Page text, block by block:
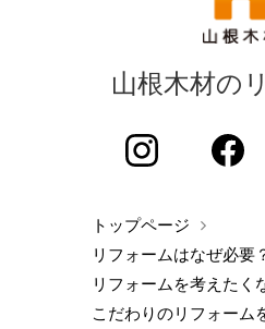
山根木材の
トップページ
リフォームはなぜ必要
リフォームを考えたく
こだわりのリフォーム